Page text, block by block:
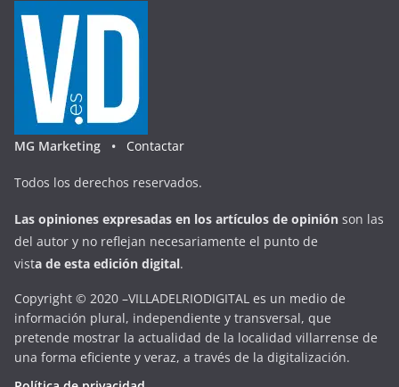
MG Marketing • Contactar
Todos los derechos reservados.
Las opiniones expresadas en los artículos de opinión son las
del autor y no reflejan necesariamente el punto de
vista de esta edición digital.
Copyright © 2020 –VILLADELRIODIGITAL es un medio de
información plural, independiente y transversal, que
pretende mostrar la actualidad de la localidad villarrense de
una forma eficiente y veraz, a través de la digitalización.